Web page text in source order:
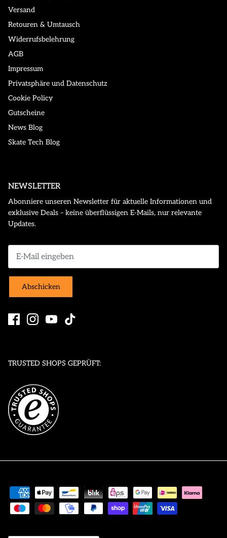
Versand
Retouren & Umtausch
Widerrufsbelehrung
AGB
Impressum
Privatsphäre und Datenschutz
Cookie Policy
Gutscheine
News Blog
Skate Tech Blog
NEWSLETTER
Abonniere unseren Newsletter für aktuelle Informationen und
exklusive Deals – keine überflüssigen E-Mails, nur relevante
Updates.
Abschicken
TRUSTED SHOPS GEPRÜFT: